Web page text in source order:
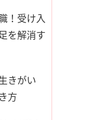
！受け入
を解消す
きがい
方